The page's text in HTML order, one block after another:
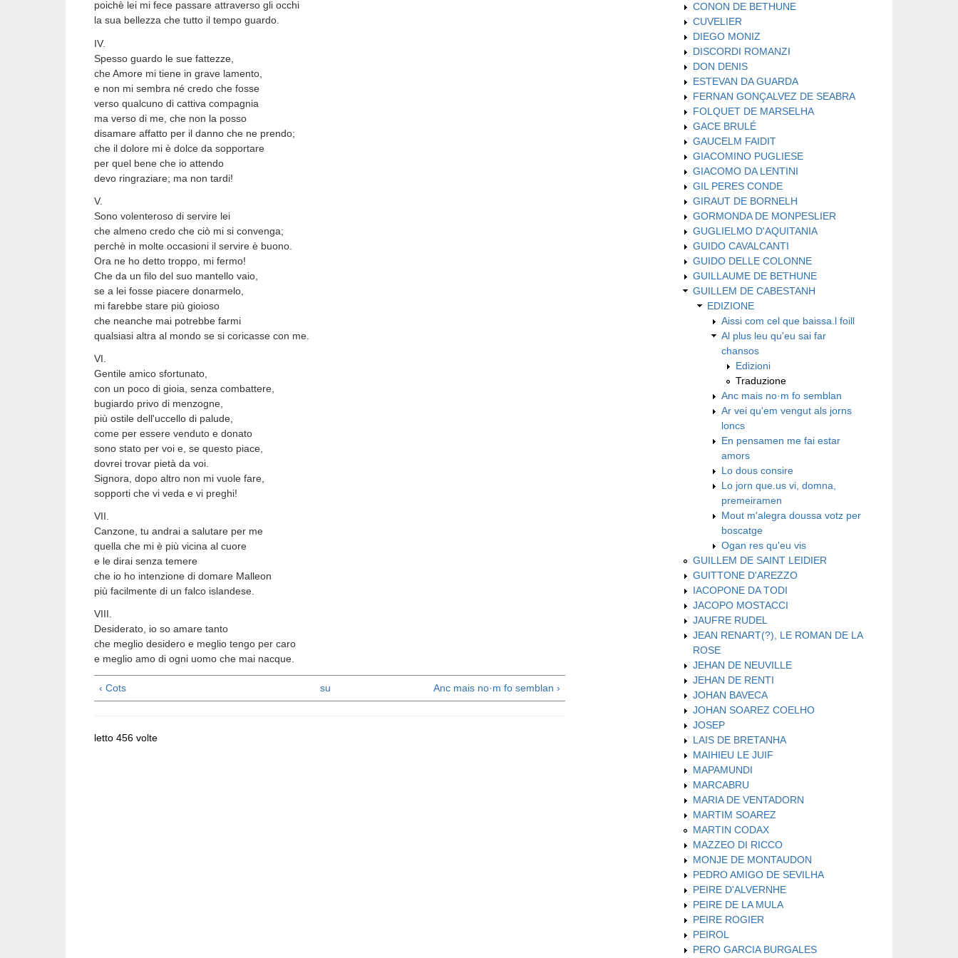
poichè lei mi fece passare attraverso gli occhi
la sua bellezza che tutto il tempo guardo.
IV.
Spesso guardo le sue fattezze,
che Amore mi tiene in grave lamento,
e non mi sembra né credo che fosse
verso qualcuno di cattiva compagnia
ma verso di me, che non la posso
disamare affatto per il danno che ne prendo;
che il dolore mi è dolce da sopportare
per quel bene che io attendo
devo ringraziare; ma non tardi!
V.
Sono volenteroso di servire lei
che almeno credo che ciò mi si convenga;
perchè in molte occasioni il servire è buono.
Ora ne ho detto troppo, mi fermo!
Che da un filo del suo mantello vaio,
se a lei fosse piacere donarmelo,
mi farebbe stare più gioioso
che neanche mai potrebbe farmi
qualsiasi altra al mondo se si coricasse con me.
VI.
Gentile amico sfortunato,
con un poco di gioia, senza combattere,
bugiardo privo di menzogne,
più ostile dell'uccello di palude,
come per essere venduto e donato
sono stato per voi e, se questo piace,
dovrei trovar pietà da voi.
Signora, dopo altro non mi vuole fare,
sopporti che vi veda e vi preghi!
VII.
Canzone, tu andrai a salutare per me
quella che mi è più vicina al cuore
e le dirai senza temere
che io ho intenzione di domare Malleon
più facilmente di un falco islandese.
VIII.
Desiderato, io so amare tanto
che meglio desidero e meglio tengo per caro
e meglio amo di ogni uomo che mai nacque.
‹ Cots su Anc mais no·m fo semblan ›
letto 456 volte
CONON DE BETHUNE
CUVELIER
DIEGO MONIZ
DISCORDI ROMANZI
DON DENIS
ESTEVAN DA GUARDA
FERNAN GONÇALVEZ DE SEABRA
FOLQUET DE MARSELHA
GACE BRULÉ
GAUCELM FAIDIT
GIACOMINO PUGLIESE
GIACOMO DA LENTINI
GIL PERES CONDE
GIRAUT DE BORNELH
GORMONDA DE MONPESLIER
GUGLIELMO D'AQUITANIA
GUIDO CAVALCANTI
GUIDO DELLE COLONNE
GUILLAUME DE BETHUNE
GUILLEM DE CABESTANH
EDIZIONE
Aissi com cel que baissa.l foill
Al plus leu qu'eu sai far
chansos
Edizioni
Traduzione
Anc mais no·m fo semblan
Ar vei qu'em vengut als jorns
loncs
En pensamen me fai estar
amors
Lo dous consire
Lo jorn que.us vi, domna,
premeiramen
Mout m'alegra doussa votz per
boscatge
Ogan res qu'eu vis
GUILLEM DE SAINT LEIDIER
GUITTONE D'AREZZO
IACOPONE DA TODI
JACOPO MOSTACCI
JAUFRE RUDEL
JEAN RENART(?), LE ROMAN DE LA
ROSE
JEHAN DE NEUVILLE
JEHAN DE RENTI
JOHAN BAVECA
JOHAN SOAREZ COELHO
JOSEP
LAIS DE BRETANHA
MAIHIEU LE JUIF
MAPAMUNDI
MARCABRU
MARIA DE VENTADORN
MARTIM SOAREZ
MARTIN CODAX
MAZZEO DI RICCO
MONJE DE MONTAUDON
PEDRO AMIGO DE SEVILHA
PEIRE D'ALVERNHE
PEIRE DE LA MULA
PEIRE ROGIER
PEIROL
PERO GARCIA BURGALES